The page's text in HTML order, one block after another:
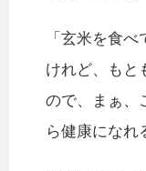
「玄米を食
けれど、もと
ので、まぁ、
ら健康になれ